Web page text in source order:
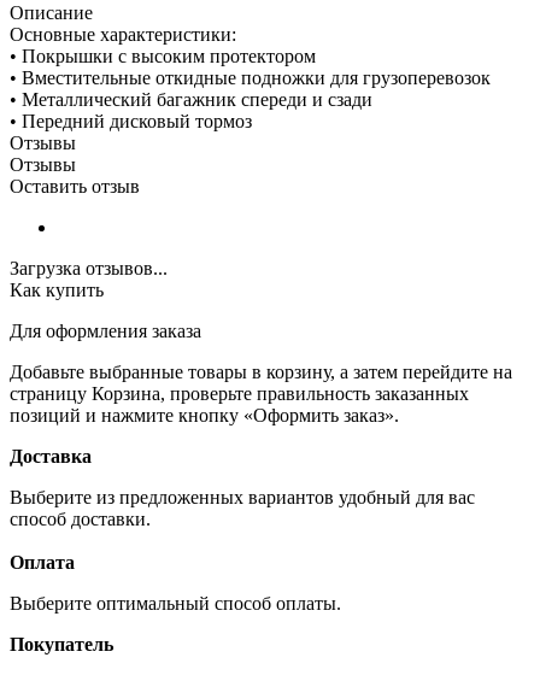
Описание
Основные характеристики:
• Покрышки с высоким протектором
• Вместительные откидные подножки для грузоперевозок
• Металлический багажник спереди и сзади
• Передний дисковый тормоз
Отзывы
Отзывы
Оставить отзыв
Загрузка отзывов...
Как купить
Для оформления заказа
Добавьте выбранные товары в корзину, а затем перейдите на
страницу Корзина, проверьте правильность заказанных
позиций и нажмите кнопку «Оформить заказ».
Доставка
Выберите из предложенных вариантов удобный для вас
способ доставки.
Оплата
Выберите оптимальный способ оплаты.
Покупатель